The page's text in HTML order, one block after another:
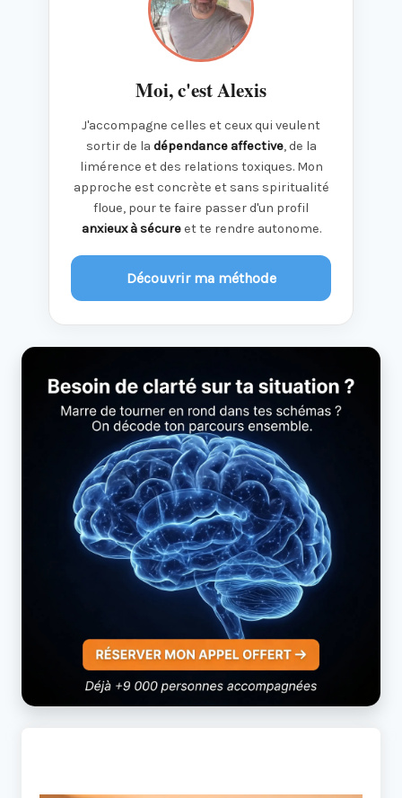
Moi, c'est Alexis
J'accompagne celles et ceux qui veulent
sortir de la dépendance affective, de la
limérence et des relations toxiques. Mon
approche est concrète et sans spiritualité
floue, pour te faire passer d'un profil
anxieux à sécureet te rendre autonome.
Découvrir ma méthode